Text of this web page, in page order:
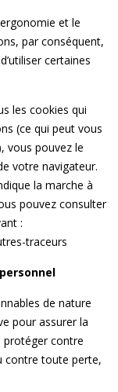
et le
par conséquent,
certaines
les cookies qui
(ce qui peut vous
vous pouvez le
votre navigateur.
la marche à
pouvez consulter
:
traceurs
de nature
pour assurer la
protéger contre
contre toute perte,